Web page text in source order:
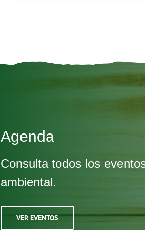
Agenda
Consulta todos los
ambiental.
VER EVENTOS